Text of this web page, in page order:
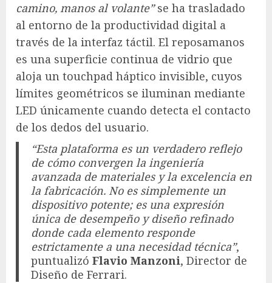
camino, manos al volante”se ha trasladado
al entorno de la productividad digital a
través de la interfaz táctil. El reposamanos
es una superficie continua de vidrio que
aloja un touchpad háptico invisible, cuyos
límites geométricos se iluminan mediante
LED únicamente cuando detecta el contacto
de los dedos del usuario.
“Esta plataforma es un verdadero reflejo
de cómo convergen la ingeniería
avanzada de materiales y la excelencia en
la fabricación. No es simplemente un
dispositivo potente; es una expresión
única de desempeño y diseño refinado
donde cada elemento responde
estrictamente a una necesidad técnica”,
puntualizóFlavio Manzoni, Director de
Diseño de Ferrari.